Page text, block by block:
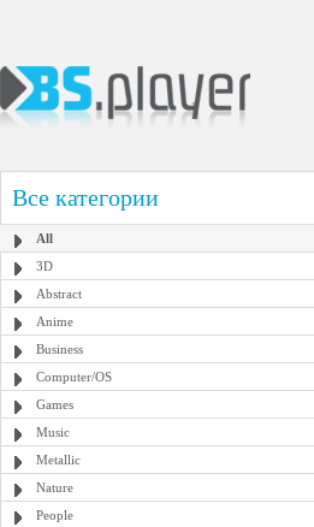
Все категории
All
3D
Abstract
Anime
Business
Computer/OS
Games
Music
Metallic
Nature
People